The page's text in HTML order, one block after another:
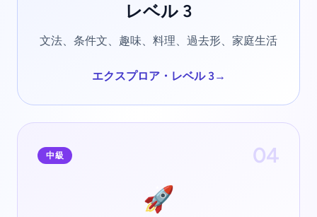
レベル 3
文法、条件文、趣味、料理、過去形、家庭生活
エクスプロア・レベル 3 →
中級 04
🚀